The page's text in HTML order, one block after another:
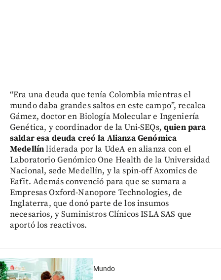
“Era una deuda que tenía Colombia mientras el
mundo daba grandes saltos en este campo”, recalca
Gámez, doctor en Biología Molecular e Ingeniería
Genética, y coordinador de la Uni-SEQs, quien para
saldar esa deuda creó la Alianza Genómica
Medellínliderada por la UdeA en alianza con el
Laboratorio Genómico One Health de la Universidad
Nacional, sede Medellín, y la spin-off Axomics de
Eafit. Además convenció para que se sumara a
Empresas Oxford-Nanopore Technologies, de
Inglaterra, que donó parte de los insumos
necesarios, y Suministros Clínicos ISLA SAS que
aportó los reactivos.
Mundo